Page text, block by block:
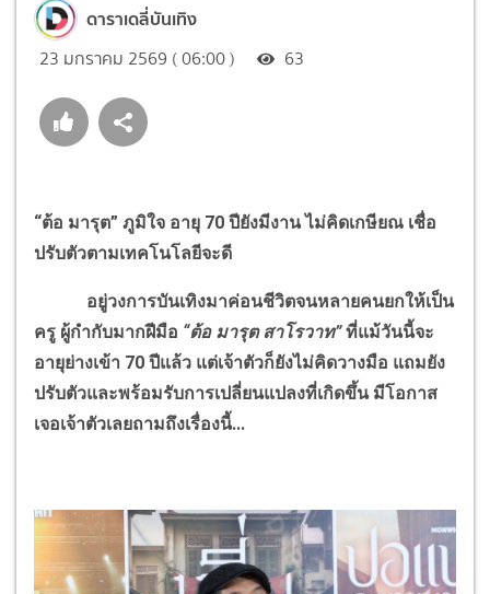
ดาราเดลี่บันเทิง
23 มกราคม 2569 ( 06:00 ) 63
“ต้อ มารุต” ภูมิใจ อายุ 70 ปียังมีงาน ไม่คิดเกษียณ เชื่อ
ปรับตัวตามเทคโนโลยีจะดี
อยู่วงการบันเทิงมาค่อนชีวิตจนหลายคนยกให้เป็น
ครู ผู้กำกับมากฝีมือ “ต้อ มารุต สาโรวาท”ที่แม้วันนี้จะ
อายุย่างเข้า 70 ปีแล้ว แต่เจ้าตัวก็ยังไม่คิดวางมือ แถมยัง
ปรับตัวและพร้อมรับการเปลี่ยนแปลงที่เกิดขึ้น มีโอกาส
เจอเจ้าตัวเลยถามถึงเรื่องนี้...